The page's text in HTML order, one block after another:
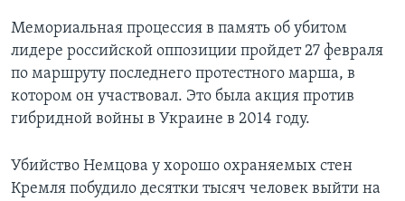
Мемориальная процессия в память об убитом
лидере российской оппозиции пройдет 27 февраля
по маршруту последнего протестного марша, в
котором он участвовал. Это была акция против
гибридной войны в Украине в 2014 году.
Убийство Немцова у хорошо охраняемых стен
Кремля побудило десятки тысяч человек выйти на